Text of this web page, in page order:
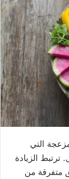
التي
ترتبط الزيادة
متفرقة من